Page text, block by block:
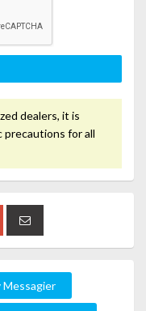
dealers, it is
precautions for all
Messagier